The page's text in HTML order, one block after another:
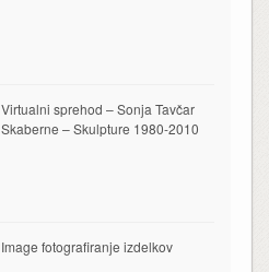
Virtualni sprehod – Sonja Tavčar
Skaberne – Skulpture 1980-2010
Image fotografiranje izdelkov